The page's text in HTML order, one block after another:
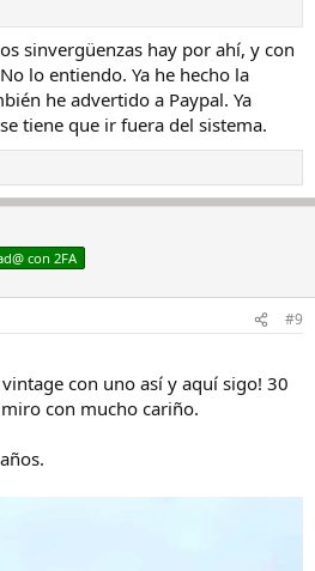
sinvergüenzas hay por ahí, y con
lo entiendo. Ya he hecho la
he advertido a Paypal. Ya
tiene que ir fuera del sistema.
con 2FA
#9
con uno así y aquí sigo! 30
con mucho cariño.